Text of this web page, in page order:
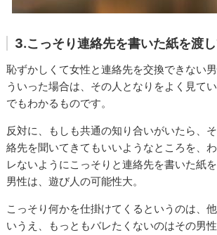
3.こっそり連絡先を書いた紙を渡
恥ずかしくて女性と連絡先を交換できない
ういった場合は、その人となりをよく見て
でもわかるものです。
反対に、もしも共通の知り合いがいたら、
絡先を聞いてきてもいいようなところを、
レないようにこっそりと連絡先を書いた紙
男性は、遊び人の可能性大。
こっそり何かを仕掛けてくるというのは、
いうえ、もっともバレたくないのはその男